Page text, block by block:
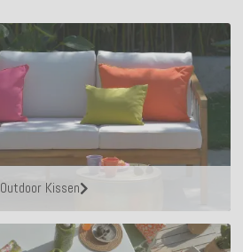
Outdoor Kissen